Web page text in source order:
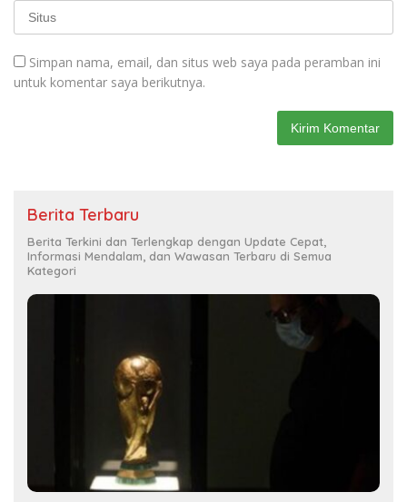
Simpan nama, email, dan situs web saya pada peramban ini
untuk komentar saya berikutnya.
Berita Terbaru
Berita Terkini dan Terlengkap dengan Update Cepat,
Informasi Mendalam, dan Wawasan Terbaru di Semua
Kategori